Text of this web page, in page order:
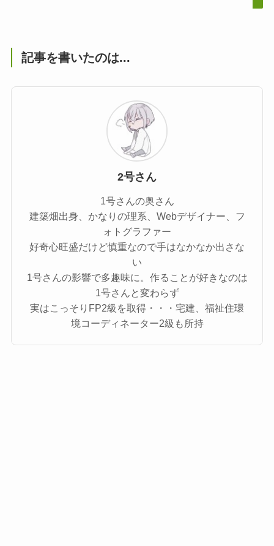
記事を書いたのは...
2号さん
1号さんの奥さん
建築畑出身、かなりの理系、Webデザイナー、フ
ォトグラファー
好奇心旺盛だけど慎重なので手はなかなか出さな
い
1号さんの影響で多趣味に。作ることが好きなのは
1号さんと変わらず
実はこっそりFP2級を取得・・・宅建、福祉住環
境コーディネーター2級も所持